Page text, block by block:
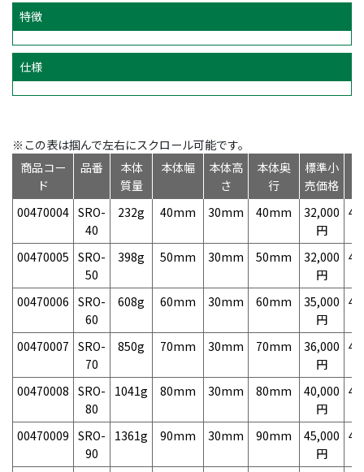
特徴
仕様
※この表は掴んで左右にスクロール可能です。
商品コー
ド
品番
本体
質量
本体幅
本体高
さ
本体奥
行
標準小
売価格
00470004 SRO-
40
232g 40mm 30mm 40mm
32,000
円
00470005 SRO-
50
398g 50mm 30mm 50mm
32,000
円
00470006 SRO-
60
608g 60mm 30mm 60mm
35,000
円
00470007 SRO-
70
850g 70mm 30mm 70mm
36,000
円
00470008 SRO-
80
1041g 80mm 30mm 80mm
40,000
円
00470009 SRO-
90
1361g 90mm 30mm 90mm
45,000
円